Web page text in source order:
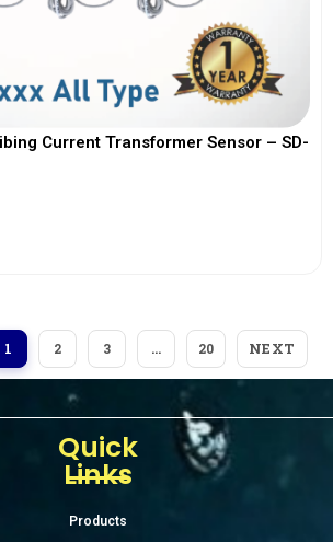
Current Transformer Sensor – SD-
1 2 3 … 20 NEXT
Quick
Links
Products